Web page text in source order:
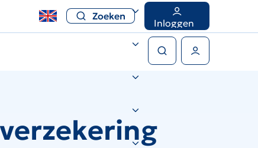
Zoeken
Inloggen